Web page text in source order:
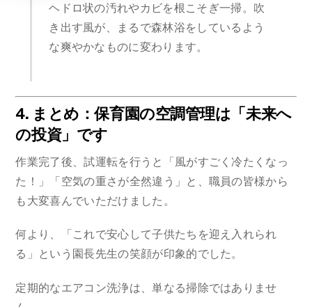
ヘドロ状の汚れやカビを根こそぎ一掃。吹
き出す風が、まるで森林浴をしているよう
な爽やかなものに変わります。
4. まとめ：保育園の空調管理は「未来へ
の投資」です
作業完了後、試運転を行うと「風がすごく冷たくなっ
た！」「空気の重さが全然違う」と、職員の皆様から
も大変喜んでいただけました。
何より、「これで安心して子供たちを迎え入れられ
る」という園長先生の笑顔が印象的でした。
定期的なエアコン洗浄は、単なる掃除ではありませ